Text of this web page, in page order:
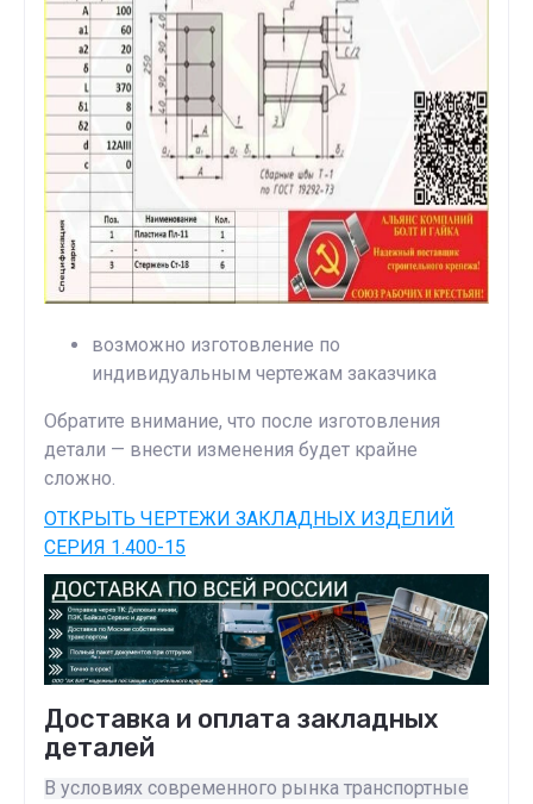
возможно изготовление по
индивидуальным чертежам заказчика
Обратите внимание, что после изготовления
детали — внести изменения будет крайне
сложно.
ОТКРЫТЬ ЧЕРТЕЖИ ЗАКЛАДНЫХ ИЗДЕЛИЙ
СЕРИЯ 1.400-15
Доставка и оплата закладных
деталей
В условиях современного рынка транспортные